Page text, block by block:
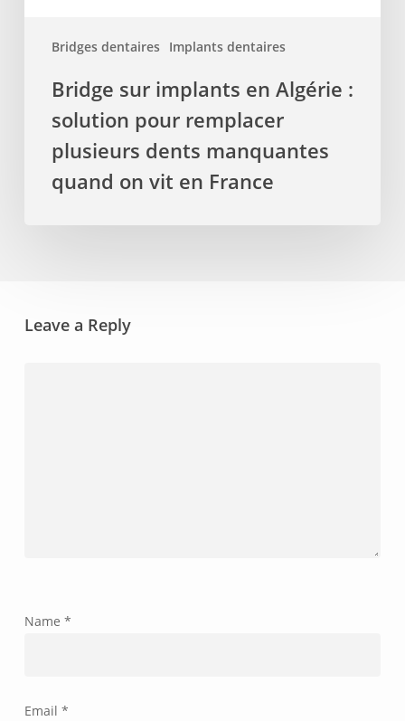
Bridges dentaires Implants dentaires
manquantes
France
Bridge sur implants en Algérie :
solution pour remplacer
plusieurs dents manquantes
quand on vit en France
Leave a Reply
Name *
Email *